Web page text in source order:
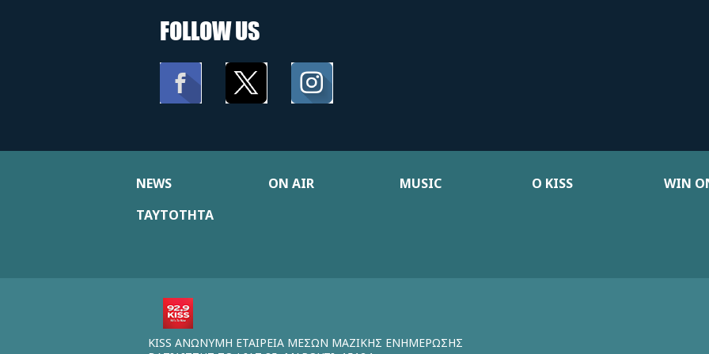
FOLLOW US
NEWS ON AIR MUSIC Ο KISS WIN
ΤΑΥΤΟΤΗΤΑ
KISS ΑΝΩΝΥΜΗ ΕΤΑΙΡΕΙΑ ΜΕΣΩΝ ΜΑΖΙΚΗΣ ΕΝΗΜΕΡΩΣΗΣ